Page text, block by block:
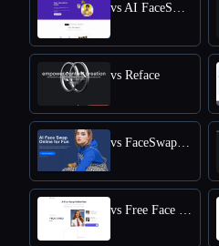
vs AI FaceSwap
vs Reface
vs FaceSwapper
vs Free Face Swap